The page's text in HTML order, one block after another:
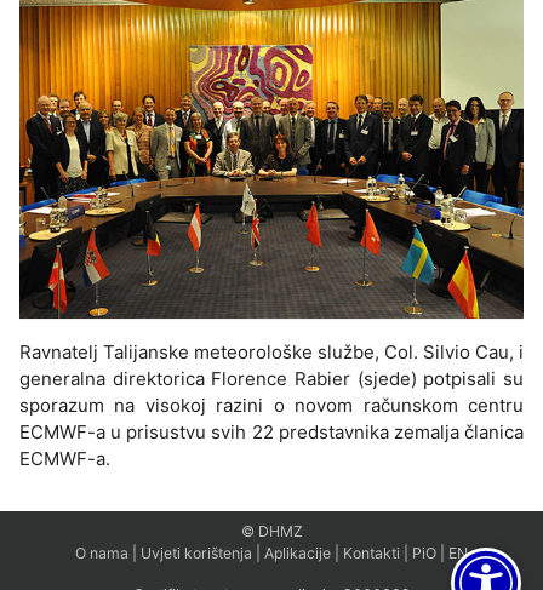
Ravnatelj Talijanske meteorološke službe, Col. Silvio Cau, i
generalna direktorica Florence Rabier (sjede) potpisali su
sporazum na visokoj razini o novom računskom centru
ECMWF-a u prisustvu svih 22 predstavnika zemalja članica
ECMWF-a.
© DHMZ
O nama
Uvjeti korištenja Aplikacije Kontakti PiO EN